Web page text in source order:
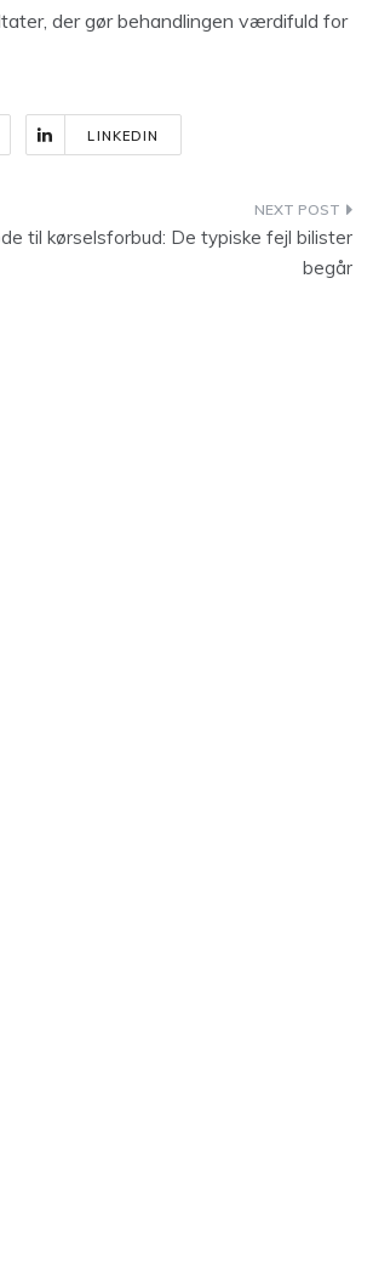
der gør behandlingen værdifuld for
LINKEDIN
til kørselsforbud: De typiske fejl bilister
begår